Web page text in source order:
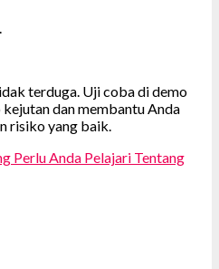
terduga. Uji coba di demo
dan membantu Anda
risiko yang baik.
Perlu Anda Pelajari Tentang